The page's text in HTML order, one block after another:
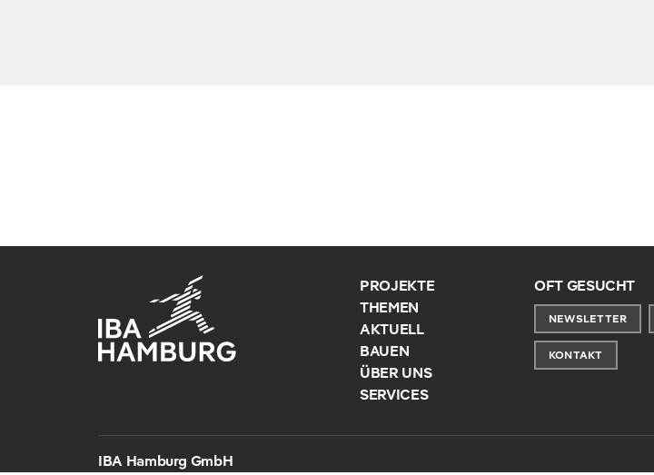
PROJEKTE
THEMEN
AKTUELL
BAUEN
ÜBER UNS
SERVICES
OFT GESUCHT
NEWSLETTER
KONTAKT
IBA Hamburg GmbH